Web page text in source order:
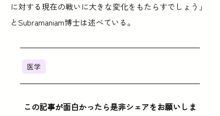
に対する現在の戦いに大きな変化をもたらすでしょう」
とSubramaniam博士は述べている。
医学
この記事が面白かったら是非シェアをお願いしま